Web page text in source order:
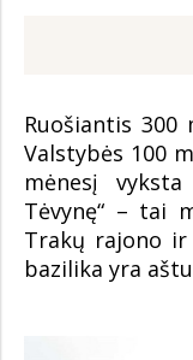
Ruošiantis
Valstybės 100
mėnesį
Tėvynę“ – tai
Trakų rajono ir
bazilika yra